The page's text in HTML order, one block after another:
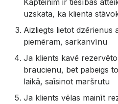
Kapteinim ir tiesības
uzskata, ka klienta
Aizliegts lietot dzērienus
piemēram, sarkanvīnu
Ja klients kavē
braucienu, bet pabeigs
laikā, saīsinot maršrutu
Ja klients vēlas mainīt